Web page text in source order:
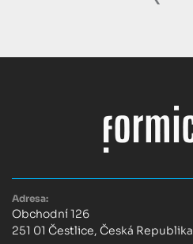
Adresa:
Obchodní 126
251 01 Čestlice, Česká Republika